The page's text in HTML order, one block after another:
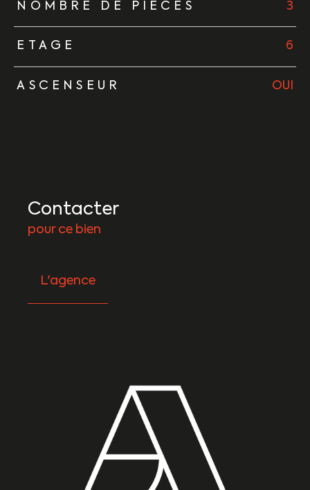
NOMBRE DE PIÈCES 3
ETAGE 6
ASCENSEUR OUI
Contacter
pour ce bien
L'agence